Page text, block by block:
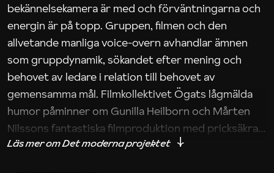
bekännelsekamera är med och förväntningarna och
energin är på topp. Gruppen, filmen och den
allvetande manliga voice-overn avhandlar ämnen
som gruppdynamik, sökandet efter mening och
behovet av ledare i relation till behovet av
gemensamma mål. Filmkollektivet Ögats lågmälda
humor påminner om Gunilla Heilborn och Mårten
Nilssons fantastiska filmproduktion med pricksäkra
iakttagelser om hur svårt det kan vara att omsätta